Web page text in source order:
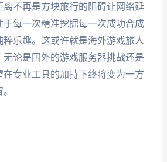
不再是方块旅行的阻碍让网络延
每一次精准挖掘每一次成功合成
乐趣。这或许就是海外游戏旅人
论是国外的游戏服务器挑战还是
专业工具的加持下终将变为一方